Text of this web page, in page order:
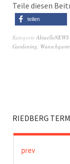
Teile diesen
teilen
Kategorie AktuelleNEWS
Gardening,
RIEDBERG